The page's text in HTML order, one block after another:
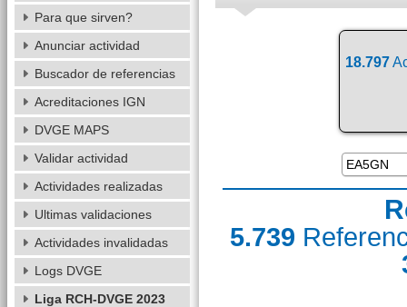
18.797
5.739
Para que sirven?
Anunciar actividad
Buscador de referencias
Acreditaciones IGN
DVGE MAPS
Validar actividad
Actividades realizadas
Ultimas validaciones
Actividades invalidadas
Logs DVGE
Liga RCH-DVGE 2023